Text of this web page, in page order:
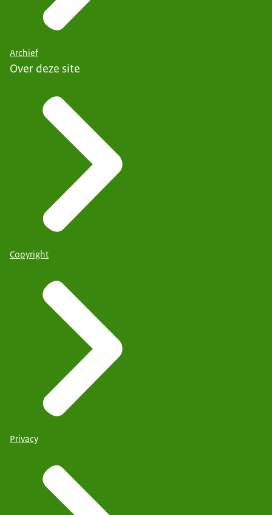
Archief
Over deze site
Copyright
Privacy